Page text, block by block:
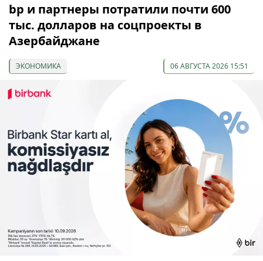
bp и партнеры потратили почти 600
тыс. долларов на соцпроекты в
Азербайджане
ЭКОНОМИКА 06 АВГУСТА 2026 15:51